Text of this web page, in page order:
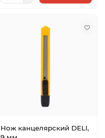
Нож канцелярский DELI,